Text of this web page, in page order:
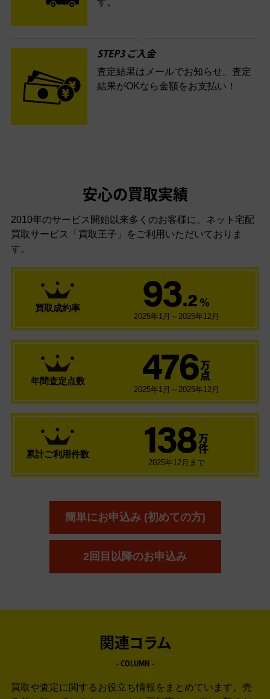
STEP3 ご入金
査定結果はメールでお知らせ。査定
結果がOKなら金額をお支払い！
安心の買取実績
2010年のサービス開始以来多くのお客様に、 ネット宅配
買取サービス「買取王子」をご利用いただいておりま
す。
買取成約率 93.2 ％
2025年1月～2025年12月
年間査定点数 476 万
点
2025年1月～2025年12月
累計ご利用件数 138 万
件
2025年12月まで
簡単にお申込み (初めての方)
2回目以降のお申込み
関連コラム
- COLUMN -
買取や査定に関するお役立ち情報をまとめています。 売